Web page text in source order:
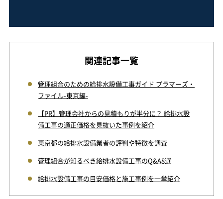
関連記事一覧
管理組合のための給排水設備工事ガイド プラマーズ・
ファイル-東京編-
【PR】管理会社からの見積もりが半分に？ 給排水設
備工事の適正価格を見抜いた事例を紹介
東京都の給排水設備業者の評判や特徴を調査
管理組合が知るべき給排水設備工事のQ&A8選
給排水設備工事の目安価格と施工事例を一挙紹介